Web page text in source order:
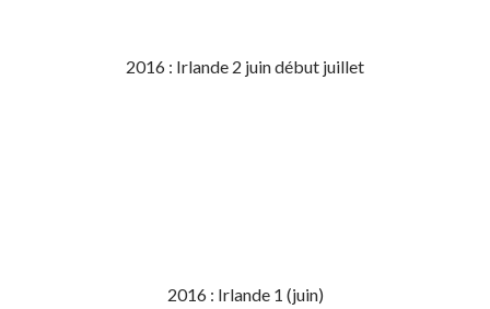
2016 : Irlande 2 juin début juillet
2016 : Irlande 1 (juin)